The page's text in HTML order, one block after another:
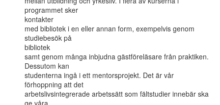
programmet sker
kontakter
med bibliotek i en eller annan form, exempelvis genom
studiebesök på
bibliotek
samt genom många inbjudna gästföreläsare från praktiken.
Dessutom kan
studenterna ingå i ett mentorsprojekt. Det är vår
förhoppning att det
arbetslivsintegrerade arbetssätt som fältstudier innebär ska
ge våra